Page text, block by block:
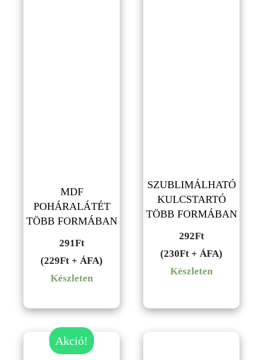
MDF
POHÁRALÁTÉT
TÖBB FORMÁBAN
291Ft
(229Ft + ÁFA)
Készleten
SZUBLIMÁLHATÓ
KULCSTARTÓ
TÖBB FORMÁBAN
292Ft
(230Ft + ÁFA)
Készleten
Akció!